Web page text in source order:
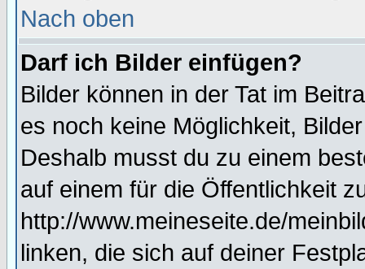
Nach oben
Darf ich Bilder einfügen?
Bilder können in der Tat im
es noch keine Möglichkeit,
Deshalb musst du zu einem
auf einem für die Öffentlichkeit
http://www.meineseite.de/
linken, die sich auf deiner